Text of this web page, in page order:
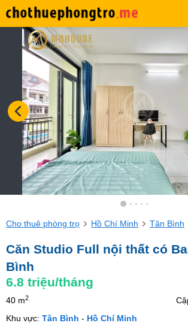
Cho thuê phòng trọ Hồ Chí Minh Tân Bình
Căn Studio Full nội thất có
Bình
6.8 triệu/tháng
40 m2
Khu vực: Tân Bình - Hồ Chí Minh